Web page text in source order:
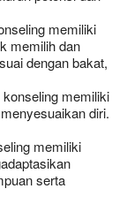
memiliki
memilih dan
dengan bakat,
memiliki
diri.
memiliki
serta